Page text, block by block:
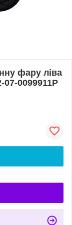
фару ліва
07-0099911P